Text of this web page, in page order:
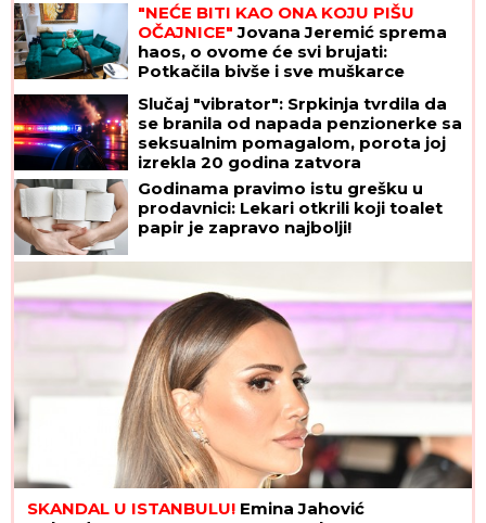
"NEĆE BITI KAO ONA KOJU PIŠU
OČAJNICE" Jovana Jeremić sprema
haos, o ovome će svi brujati:
Potkačila bivše i sve muškarce
Slučaj "vibrator": Srpkinja tvrdila da
se branila od napada penzionerke sa
seksualnim pomagalom, porota joj
izrekla 20 godina zatvora
Godinama pravimo istu grešku u
prodavnici: Lekari otkrili koji toalet
papir je zapravo najbolji!
SKANDAL U ISTANBULU! Emina Jahović